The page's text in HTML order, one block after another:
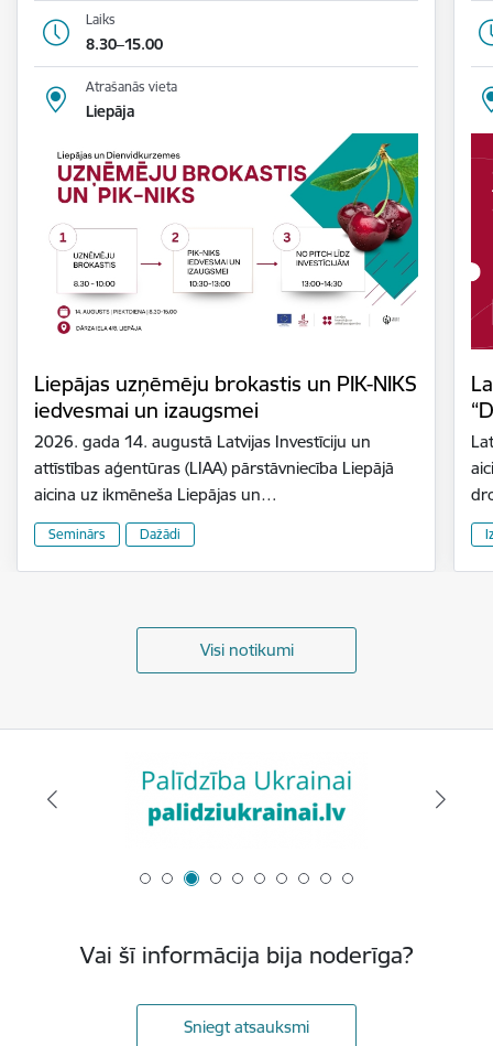
Laiks
8.30–15.00
Atrašanās vieta
Liepāja
Liepājas uzņēmēju brokastis un PIK-NIKS
iedvesmai un izaugsmei
2026. gada 14. augustā Latvijas Investīciju un
attīstības aģentūras (LIAA) pārstāvniecība Liepājā
aicina uz ikmēneša Liepājas un…
Seminārs Dažādi
Visi notikumi
Vai šī informācija bija noderīga?
Sniegt atsauksmi